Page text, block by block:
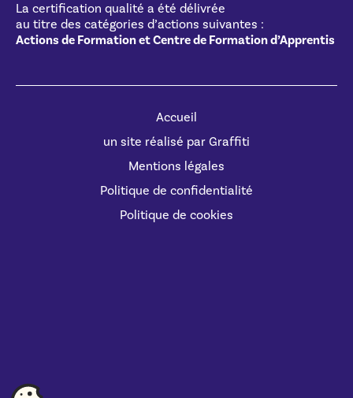
La certification qualité a été délivrée
au titre des catégories d’actions suivantes :
Actions de Formation et Centre de Formation d’Apprentis
Accueil
un site réalisé par Graffiti
Mentions légales
Politique de confidentialité
Politique de cookies